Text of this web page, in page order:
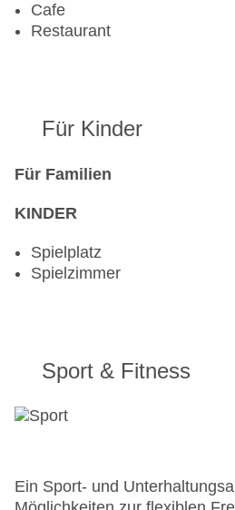
Cafe
Restaurant
Für Kinder
Für Familien
KINDER
Spielplatz
Spielzimmer
Sport & Fitness
Ein Sport- und